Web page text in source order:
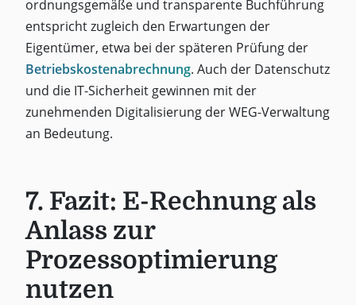
ordnungsgemäße und transparente Buchführung
entspricht zugleich den Erwartungen der
Eigentümer, etwa bei der späteren Prüfung der
Betriebskostenabrechnung. Auch der Datenschutz
und die IT-Sicherheit gewinnen mit der
zunehmenden Digitalisierung der WEG-Verwaltung
an Bedeutung.
7. Fazit: E-Rechnung als
Anlass zur
Prozessoptimierung
nutzen